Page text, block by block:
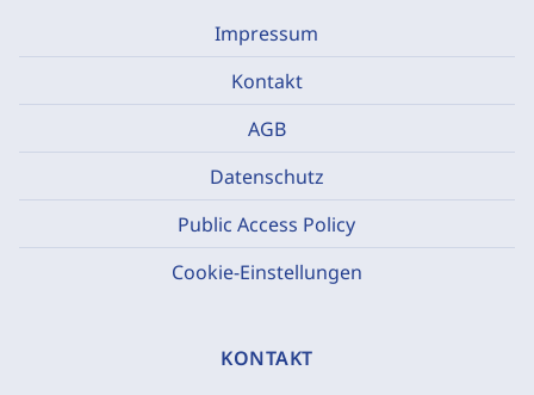
Impressum
Kontakt
AGB
Datenschutz
Public Access Policy
Cookie-Einstellungen
KONTAKT